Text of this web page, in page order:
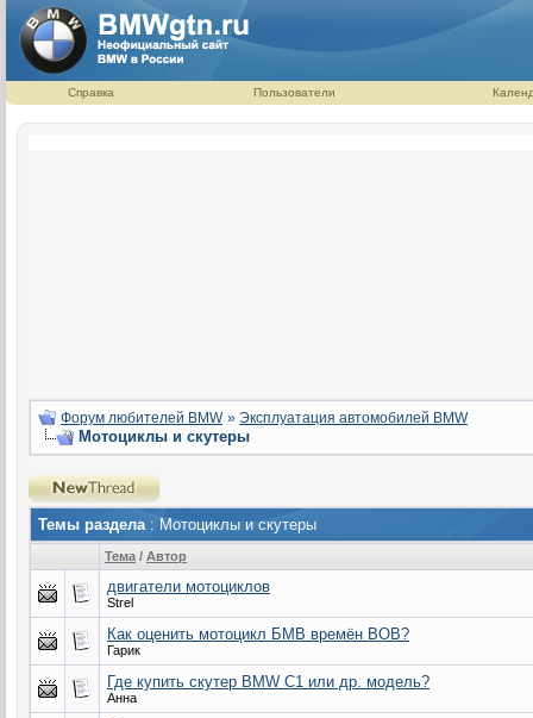
Справка Пользователи
Форум любителей BMW » Эксплуатация автомобилей BMW
Мотоциклы и скутеры
Темы раздела : Мотоциклы и скутеры
Тема / Автор
двигатели мотоциклов
Strel
Как оценить мотоцикл БМВ времён ВОВ?
Гарик
Где купить скутер BMW C1 или др. модель?
Анна